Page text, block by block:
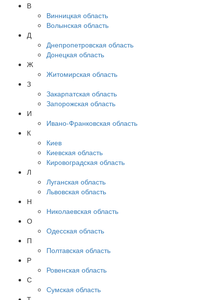
В
Винницкая область
Волынская область
Д
Днепропетровская область
Донецкая область
Ж
Житомирская область
З
Закарпатская область
Запорожская область
И
Ивано-Франковская область
К
Киев
Киевская область
Кировоградская область
Л
Луганская область
Львовская область
Н
Николаевская область
О
Одесская область
П
Полтавская область
Р
Ровенская область
С
Сумская область